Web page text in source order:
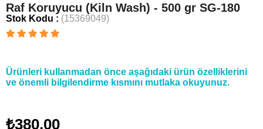
Raf Koruyucu (Kiln Wash) - 500 gr SG-180
Stok Kodu (15369049)
Ürünleri kullanmadan önce aşağıdaki ürün özelliklerini
ve önemli bilgilendirme kısmını mutlaka okuyunuz.
₺380,00